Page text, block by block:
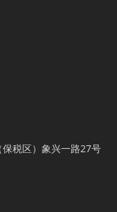
税区）象兴一路27号